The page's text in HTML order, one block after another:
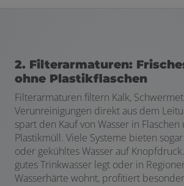
2. Filterarmaturen:
ohne Plastikflaschen
Filterarmaturen filtern Kalk,
Verunreinigungen direkt aus dem
spart den Kauf von Wasser in
Plastikmüll. Viele Systeme bieten
oder gekühltes Wasser auf
gutes Trinkwasser legt oder in
Wasserhärte wohnt, profitiert